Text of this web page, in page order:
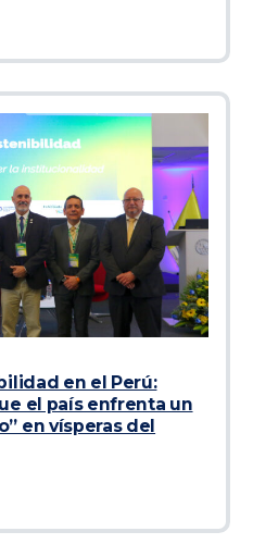
en el Perú:
el país enfrenta un
en vísperas del